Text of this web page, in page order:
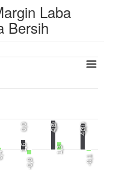
Laba
Bersih
0,0 0,0 0,0
1,6
4,8 4,3
-0,8
1,3
-0,1